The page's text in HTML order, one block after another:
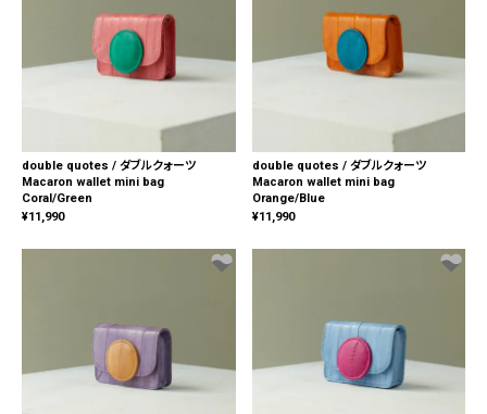
double quotes / ダブルクォーツ
Macaron wallet mini bag
Coral/Green
¥11,990
double quotes / ダブルクォーツ
Macaron wallet mini bag
Orange/Blue
¥11,990